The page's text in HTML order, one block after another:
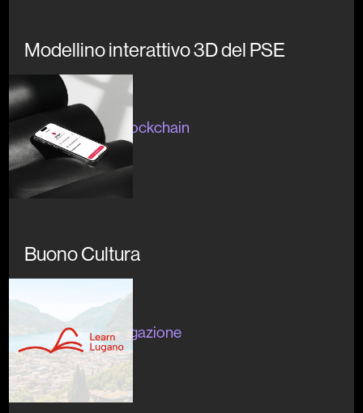
Modellino interattivo 3D del PSE
In corso
#artecultura #blockchain
Buono Cultura
In corso
#network #divulgazione
#lugano